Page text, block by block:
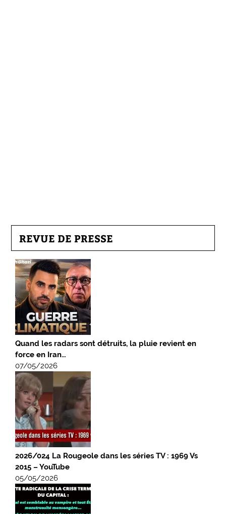
REVUE DE PRESSE
Quand les radars sont détruits, la pluie revient en
force en Iran…
07/05/2026
2026/024 La Rougeole dans les séries TV : 1969 Vs
2015 – YouTube
05/05/2026